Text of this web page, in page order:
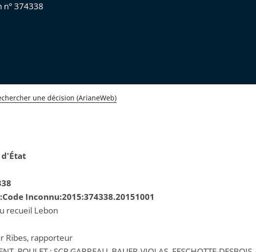
n° 374338
une décision (ArianeWeb)
d'État
Inconnu:2015:374338.20151001
recueil Lebon
Ribes, rapporteur